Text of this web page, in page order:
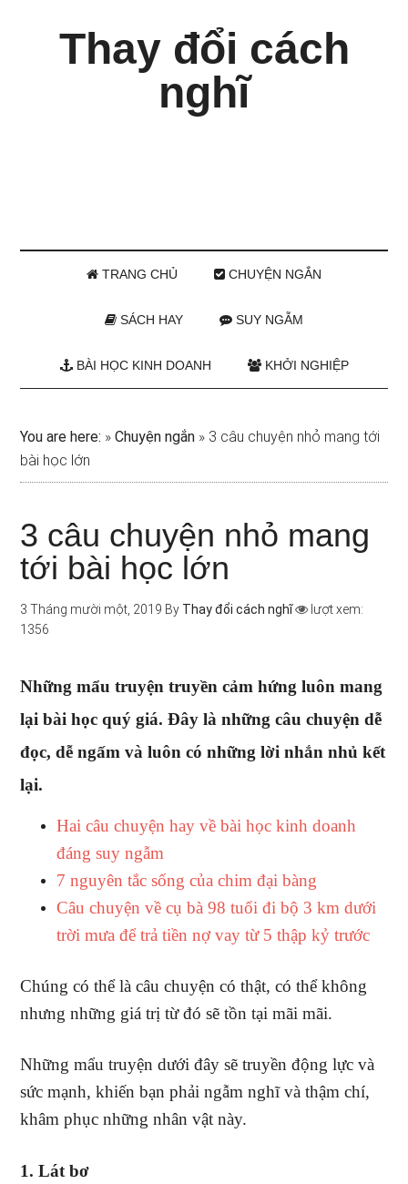
Thay đổi cách
nghĩ
TRANG CHỦ CHUYỆN NGẮN
SÁCH HAY SUY NGẪM
BÀI HỌC KINH DOANH KHỞI NGHIỆP
You are here: »Chuyện ngắn » 3 câu chuyện nhỏ mang tới
bài học lớn
3 câu chuyện nhỏ mang
tới bài học lớn
3 Tháng mười một, 2019 By Thay đổi cách nghĩ
lượt xem:
1356
Những mẩu truyện truyền cảm hứng luôn mang
lại bài học quý giá. Đây là những câu chuyện dễ
đọc, dễ ngấm và luôn có những lời nhắn nhủ kết
lại.
Hai câu chuyện hay về bài học kinh doanh
đáng suy ngẫm
7 nguyên tắc sống của chim đại bàng
Câu chuyện về cụ bà 98 tuổi đi bộ 3 km dưới
trời mưa để trả tiền nợ vay từ 5 thập kỷ trước
Chúng có thể là câu chuyện có thật, có thể không
nhưng những giá trị từ đó sẽ tồn tại mãi mãi.
Những mẩu truyện dưới đây sẽ truyền động lực và
sức mạnh, khiến bạn phải ngẫm nghĩ và thậm chí,
khâm phục những nhân vật này.
1. Lát bơ